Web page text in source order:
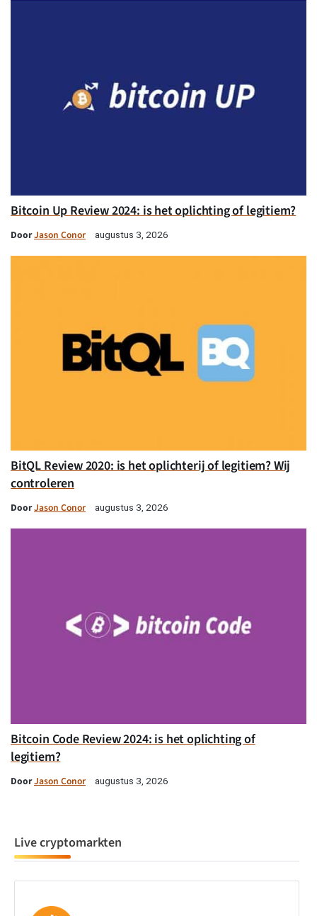
Bitcoin Up Review 2024: is het oplichting of legitiem?
DoorJason Conor augustus 3, 2026
BitQL Review 2020: is het oplichterij of legitiem? Wij
controleren
DoorJason Conor augustus 3, 2026
Bitcoin Code Review 2024: is het oplichting of
legitiem?
DoorJason Conor augustus 3, 2026
Live cryptomarkten